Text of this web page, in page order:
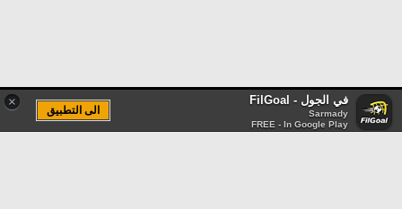
× في الجول - FilGoal
Sarmady
FREE - In Google Play
الى التطبيق